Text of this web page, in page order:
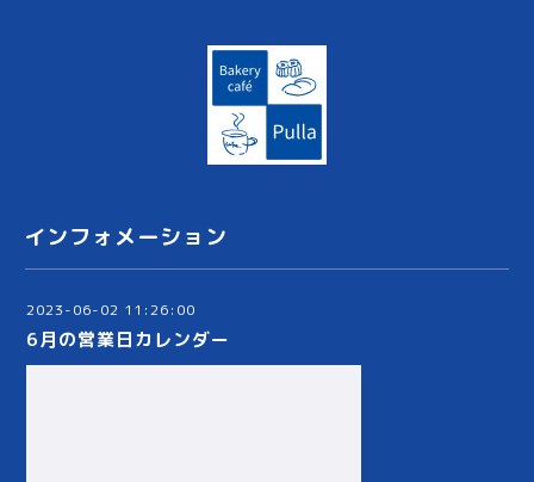
インフォメーション
2023-06-02 11:26:00
6月の営業日カレンダー